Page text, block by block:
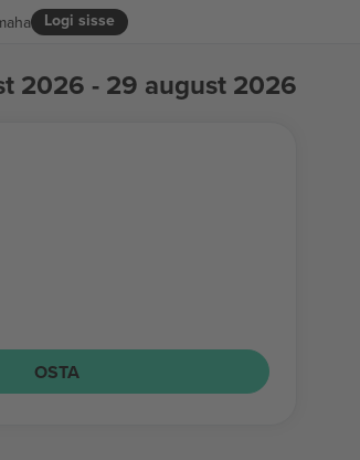
Logi sisse
2026 - 29 august 2026
OSTA